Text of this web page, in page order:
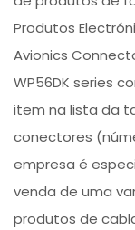
Produtos
Avionics
WP56DK series
item na lista da
conectores
empresa é
venda de uma
produtos de